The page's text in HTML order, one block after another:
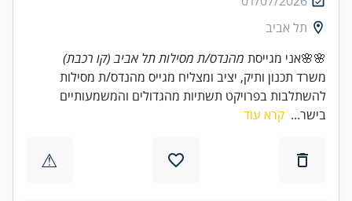
תל אביב
🌸🌸אני מגייסת מהנדס/ת מסילות תל אביב (קו רכבת)
משרד תכנון ותיק, יציב ומצליח מגייס מהנדס/ת מסילות
להשתלבות בפרויקט תשתיות מהגדולים והמשמעותיים
בישר... קרא עוד
⚠